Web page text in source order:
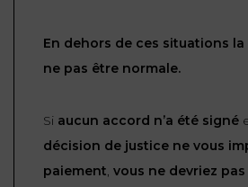
En dehors de ces situations
ne pas être normale.
Si aucun accord n’a été signé
décision de justice ne vous
paiement, vous ne devriez